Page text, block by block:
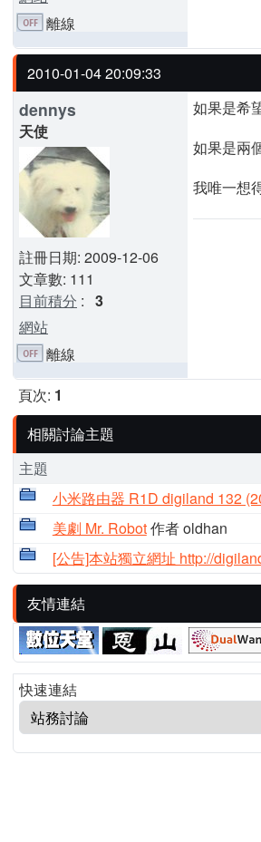
離線
2010-01-04 20:09:33
dennys
天使
註冊日期: 2009-12-06
文章數: 111
目前積分 : 3
網站
如果是希
如果是兩
我唯一想
離線
頁次: 1
相關討論主題
主題
小米路由器 R1D digiland 132
美劇 Mr. Robot作者 oldhan
[公告]本站獨立網址 http://
友情連結
快速連結